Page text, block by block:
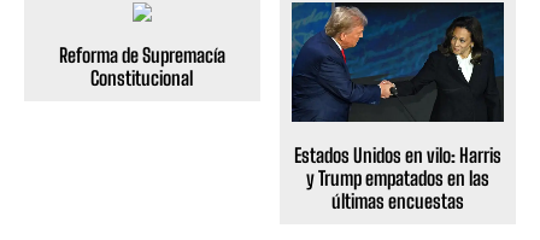
Reforma de Supremacía
Constitucional
Estados Unidos en vilo: Harris
y Trump empatados en las
últimas encuestas